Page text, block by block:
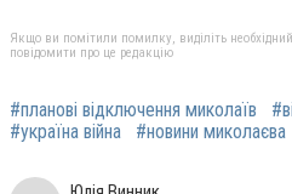
Якщо ви помітили помилку, виділіть
повідомити про це редакцію
#планові відключення миколаїв
#україна війна
#новини миколаєва